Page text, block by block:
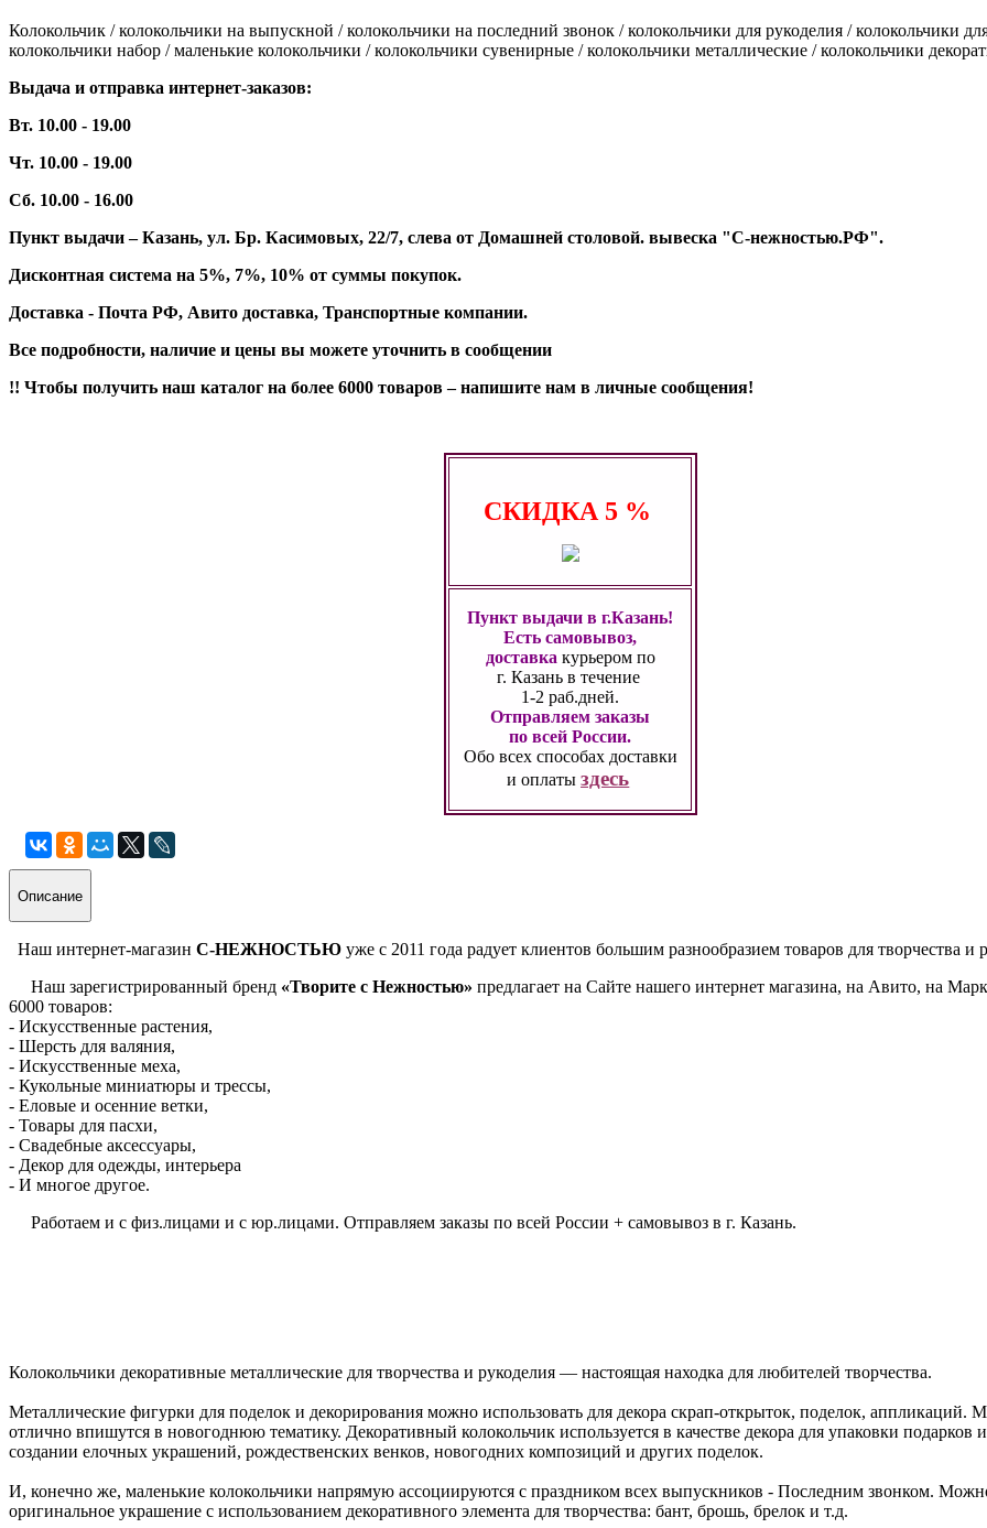
Колокольчик / колокольчики на выпускной / колокольчики на последний звонок / колокольчики для рукоделия / колокольчики
колокольчики набор / маленькие колокольчики / колокольчики сувенирные / колокольчики металлические / колокольчики
Выдача и отправка интернет-заказов:
Вт. 10.00 - 19.00
Чт. 10.00 - 19.00
Сб. 10.00 - 16.00
Пункт выдачи – Казань, ул. Бр. Касимовых, 22/7, слева от Домашней столовой. вывеска "С-нежностью.РФ".
Дисконтная система на 5%, 7%, 10% от суммы покупок.
Доставка - Почта РФ, Авито доставка, Транспортные компании.
Все подробности, наличие и цены вы можете уточнить в сообщении
!! Чтобы получить наш каталог на более 6000 товаров – напишите нам в личные сообщения!
СКИДКА 5 %
Пункт выдачи в г.Казань!
Есть самовывоз,
доставка курьером по
г. Казань в течение
1-2 раб.дней.
Отправляем заказы
по всей России.
Обо всех способах доставки
и оплатыздесь
Описание
Наш интернет-магазин С-НЕЖНОСТЬЮ уже с 2011 года радует клиентов большим разнообразием товаров для творчества и
Наш зарегистрированный бренд «Творите с Нежностью» предлагает на Сайте нашего интернет магазина, на Авито, на
6000 товаров:
- Искусственные растения,
- Шерсть для валяния,
- Искусственные меха,
- Кукольные миниатюры и трессы,
- Еловые и осенние ветки,
- Товары для пасхи,
- Свадебные аксессуары,
- Декор для одежды, интерьера
- И многое другое.
Работаем и с физ.лицами и с юр.лицами. Отправляем заказы по всей России + самовывоз в г. Казань.
Колокольчики декоративные металлические для творчества и рукоделия — настоящая находка для любителей творчества.
Металлические фигурки для поделок и декорирования можно использовать для декора скрап-открыток, поделок, аппликаций.
отлично впишутся в новогоднюю тематику. Декоративный колокольчик используется в качестве декора для упаковки подарков
создании елочных украшений, рождественских венков, новогодних композиций и других поделок.
И, конечно же, маленькие колокольчики напрямую ассоциируются с праздником всех выпускников - Последним звонком.
оригинальное украшение с использованием декоративного элемента для творчества: бант, брошь, брелок и т.д.